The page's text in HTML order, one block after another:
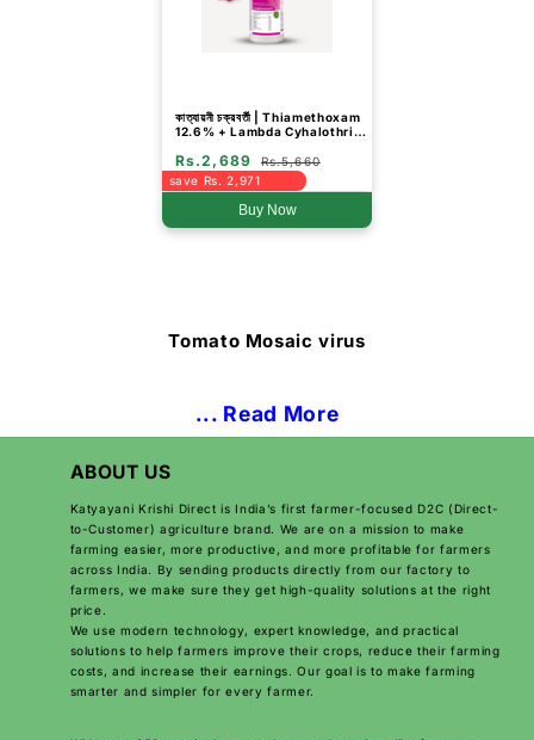
কাত্যায়নী চক্রবর্তী | Thiamethoxam
12.6% + Lambda Cyhalothrin
Rs.2,689
Rs.5,660
save Rs. 2,971
Buy Now
Tomato Mosaic virus
... Read More
ABOUT US
Katyayani Krishi Direct is India’s first farmer-focused D2C (Direct-
to-Customer) agriculture brand. We are on a mission to make
farming easier, more productive, and more profitable for farmers
across India. By sending products directly from our factory to
farmers, we make sure they get high-quality solutions at the right
price.
We use modern technology, expert knowledge, and practical
solutions to help farmers improve their crops, reduce their farming
costs, and increase their earnings. Our goal is to make farming
smarter and simpler for every farmer.